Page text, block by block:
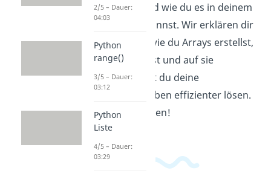
Python Array ist und wie du es in deinem
Code verwenden kannst. Wir erklären dir
Schritt für Schritt, wie du Arrays erstellst,
Elemente hinzufügst und auf sie
zugreifst. So kannst du deine
Programmieraufgaben effizienter lösen.
Viel Spaß beim Lernen!
2/5 – Dauer:
04:03
Python
range()
3/5 – Dauer:
03:12
Python
Liste
4/5 – Dauer:
03:29